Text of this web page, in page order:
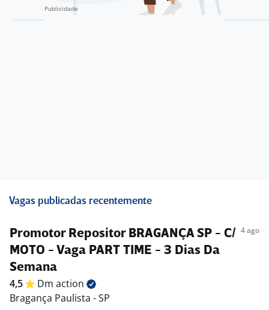
Vagas publicadas recentemente
Promotor Repositor BRAGANÇA SP - C/
MOTO - Vaga PART TIME - 3 Dias Da
Semana
4 ago
4,5 Dm action
Bragança Paulista - SP